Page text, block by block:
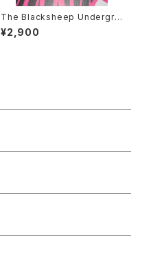
The Blacksheep Undergro
und メッシュキャップ BSU Z
ORLAC
¥2,900